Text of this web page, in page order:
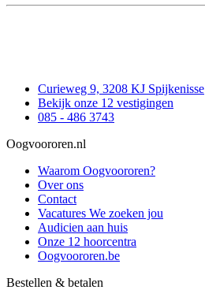
Curieweg 9, 3208 KJ Spijkenisse
Bekijk onze 12 vestigingen
085 - 486 3743
Oogvoororen.nl
Waarom Oogvoororen?
Over ons
Contact
Vacatures We zoeken jou
Audicien aan huis
Onze 12 hoorcentra
Oogvoororen.be
Bestellen & betalen